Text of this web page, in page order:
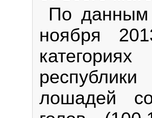
По данным
ноября
лошадей